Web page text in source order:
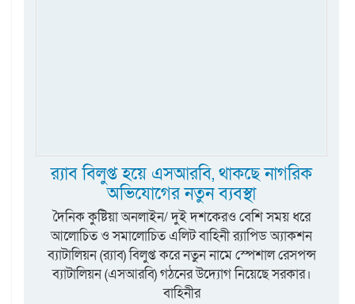
র‍্যাব বিলুপ্ত হয়ে এসআরবি, থাকছে নাগরিক
অভিযোগের নতুন ব্যবস্থা
দৈনিক কুষ্টিয়া অনলাইন/ দুই দশকেরও বেশি সময় ধরে
আলোচিত ও সমালোচিত এলিট বাহিনী র‍্যাপিড অ্যাকশন
ব্যাটালিয়ন (র‍্যাব) বিলুপ্ত করে নতুন নামে স্পেশাল রেসপন্স
ব্যাটালিয়ন (এসআরবি) গঠনের উদ্যোগ নিয়েছে সরকার।
বাহিনীর